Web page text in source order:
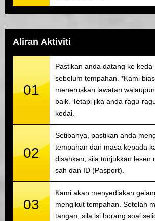
Aliran Aktiviti
01
Pastikan anda datang ke
sebelum tempahan. *Kami
meneruskan lawatan
baik. Tetapi jika anda ragu-
kedai.
02
Setibanya, pastikan anda
tempahan dan masa kepada
disahkan, sila tunjukkan lesen
sah dan ID (Pasport).
03
Kami akan menyediakan
mengikut tempahan. Setelah
tangan, sila isi borang soal